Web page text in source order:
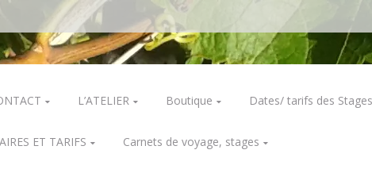
L’ATELIER Boutique Dates/ tarifs des
ET TARIFS Carnets de voyage, stages